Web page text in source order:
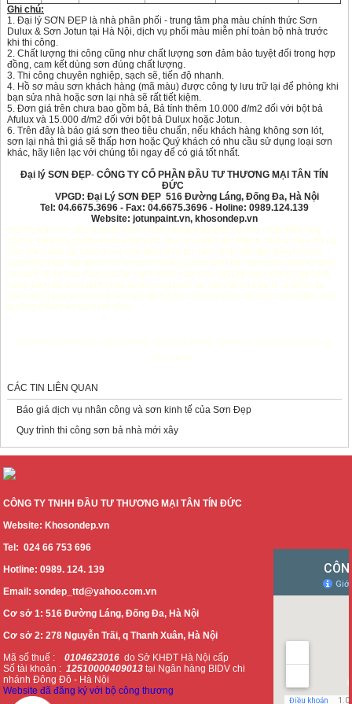
Ghi chú:
1. Đại lý SƠN ĐẸP là nhà phân phối - trung tâm pha màu chính thức Sơn
Dulux & Sơn Jotun tại Hà Nội, dịch vụ phối màu miễn phí toàn bộ nhà trước
khi thi công.
2. Chất lượng thi công cũng như chất lượng sơn đảm bảo tuyệt đối trong hợp
đồng, cam kết dùng sơn đúng chất lượng.
3. Thi công chuyên nghiệp, sạch sẽ, tiến độ nhanh.
4. Hồ sơ màu sơn khách hàng (mã màu) được công ty lưu trữ lại để phòng khi
bạn sửa nhà hoặc sơn lại nhà sẽ rất tiết kiệm.
5. Đơn giá trên chưa bao gồm bả, Bả tính thêm 10.000 đ/m2 đối với bột bả
Afulux và 15.000 đ/m2 đối với bột bả Dulux hoặc Jotun.
6. Trên đây là báo giá sơn theo tiêu chuẩn, nếu khách hàng không sơn lót,
sơn lại nhà thì giá sẽ thấp hơn hoặc Quý khách có nhu cầu sử dụng loại sơn
khác, hãy liên lạc với chúng tôi ngay để có giá tốt nhất.
Đại lý SƠN ĐẸP- CÔNG TY CỔ PHẦN ĐẦU TƯ THƯƠNG MẠI TÂN TÍN
ĐỨC
VPGD: Đại Lý SƠN ĐẸP 516 Đường Láng, Đống Đa, Hà Nội
Tel: 04.6675.3696 - Fax: 04.6675.3696 - Holine: 0989.124.139
Website: jotunpaint.vn, khosondep.vn
thu mua tivi cu , thu mua tủ lạnh cũ, thu mua máy giặt cũ, thu mua điều hòa
cũ, thu mua loa cũ, thu mua amply cũ , thu mua dan am thanh cũ, thu mua đồ cũ ,
Sua dieu hoa tai nam dinh sửa điều hòa tại nam định
lắp đặt điều hòa tại
nam định
lap dat dieu hoa tai nam dinh sua tu lanh tai nam dinh sửa tủ lạnh
tại nam định sua may giat tai nam dinh sửa máy giặt tại nam định sửa bình
nóng lạnh tại nam định sua binh nong lanh tai nam dinh sửa lò vi sóng tại
nam định sua lo vi song tai nam dinh bao duong dieu hoa tai nam dinh
bảo
dưỡng điều hòa tại nam định
sửa tivi lcd sửa tivi led sửa tivi tại nhà sửa tivi tại Hà Nội sua tivi lcd sua tivi led
sua tivi tai
nha
sua tivi
CÁC TIN LIÊN QUAN
Báo giá dịch vụ nhân công và sơn kinh tế của Sơn Đẹp
Quy trình thi công sơn bả nhà mới xây
CÔNG TY TNHH ĐẦU TƯ THƯƠNG MẠI TÂN TÍN ĐỨC
Website: Khosondep.vn
Tel: 024 66 753 696
Hotline: 0989. 124. 139
Email: sondep_ttd@yahoo.com.vn
Cơ sở 1: 516 Đường Láng, Đống Đa, Hà Nội
Cơ sở 2: 278 Nguyễn Trãi, q Thanh Xuân, Hà Nội
Mã số thuế :0104623016do Sở KHĐT Hà Nội cấp
Số tài khoản :12510000409013 tại Ngân hàng BIDV chi
nhánh Đông Đô - Hà Nội
Website đã đăng ký với bộ công thương